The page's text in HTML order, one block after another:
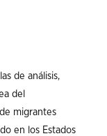
de análisis,
del
migrantes
en los Estados